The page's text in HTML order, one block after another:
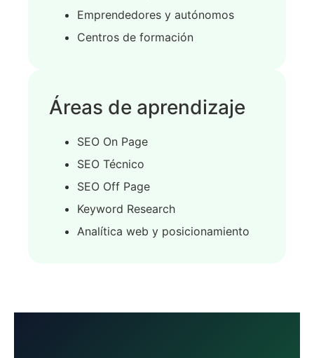
Emprendedores y autónomos
Centros de formación
Áreas de aprendizaje
SEO On Page
SEO Técnico
SEO Off Page
Keyword Research
Analítica web y posicionamiento